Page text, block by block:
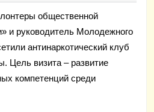
Клинцовском
общественной
и руководитель Молодежного
антинаркотический клуб
Цель визита – развитие
компетенций среди